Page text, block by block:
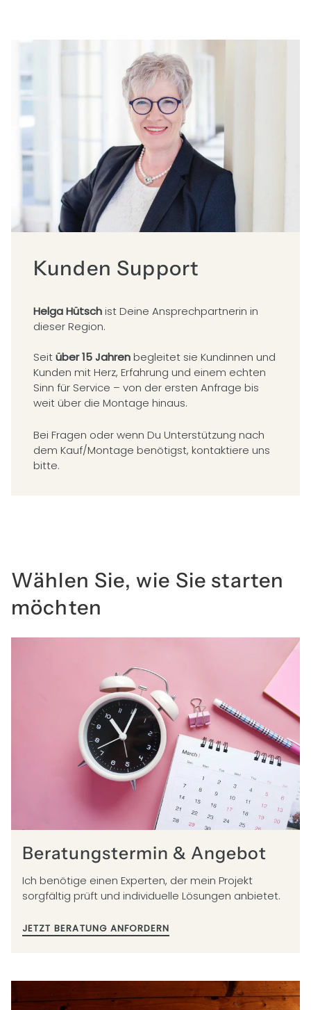
Kunden Support
Helga Hütschist Deine Ansprechpartnerin in
dieser Region.
Seitüber 15 Jahrenbegleitet sie Kundinnen und
Kunden mit Herz, Erfahrung und einem echten
Sinn für Service – von der ersten Anfrage bis
weit über die Montage hinaus.
Bei Fragen oder wenn Du Unterstützung nach
dem Kauf/Montage benötigst, kontaktiere uns
bitte.
Wählen Sie, wie Sie starten
möchten
Beratungstermin & Angebot
Ich benötige einen Experten, der mein Projekt
sorgfältig prüft und individuelle Lösungen anbietet.
JETZT BERATUNG ANFORDERN